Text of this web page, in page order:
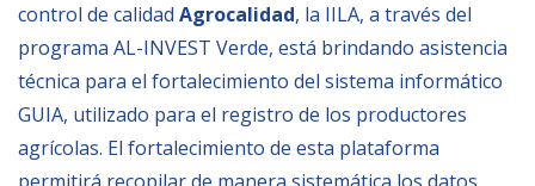
control de calidad Agrocalidad, la IILA, a través del
programa AL-INVEST Verde, está brindando asistencia
técnica para el fortalecimiento del sistema informático
GUIA, utilizado para el registro de los productores
agrícolas. El fortalecimiento de esta plataforma